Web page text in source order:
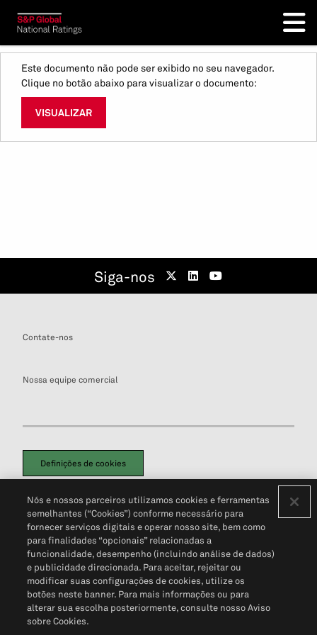
Este documento não pode ser exibido no seu navegador.
Clique no botão abaixo para visualizar o documento:
VISUALIZAR
Siga-nos
Contate-nos
Nossa equipe comercial
Definições de cookies
Política de PrivacidadePortal de privacidade do cliente (em inglês)
Não Venda Minhas Informações Pessoais© 2026 S&P Global
Nós e nossos parceiros utilizamos cookies e ferramentas
semelhantes (“Cookies”) conforme necessário para
fornecer serviços digitais e operar nosso site, bem como
para finalidades “opcionais” relacionadas a
funcionalidade, desempenho (incluindo análise de dados)
e publicidade direcionada. Para aceitar, rejeitar ou
modificar suas configurações de cookies, utilize os
botões neste banner. Para mais informações ou para
alterar sua escolha posteriormente, consulte nosso Aviso
sobre Cookies.